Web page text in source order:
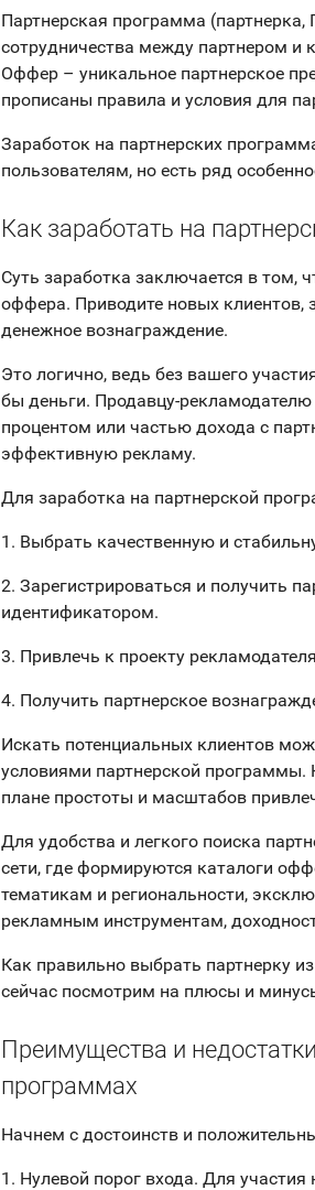
Партнерская программа
сотрудничества между партнером и
Оффер – уникальное партнерское
прописаны правила и условия для
Заработок на партнерских
пользователям, но есть ряд
Как заработать на
Суть заработка заключается в том,
оффера. Приводите новых клиентов,
денежное вознаграждение.
Это логично, ведь без вашего
бы деньги. Продавцу-
процентом или частью дохода с
эффективную рекламу.
Для заработка на партнерской
1. Выбрать качественную и
2. Зарегистрироваться и получить
идентификатором.
3. Привлечь к проекту
4. Получить партнерское
Искать потенциальных клиентов
условиями партнерской программы.
плане простоты и масштабов
Для удобства и легкого поиска
сети, где формируются каталоги
тематикам и региональности,
рекламным инструментам,
Как правильно выбрать партнерку
сейчас посмотрим на плюсы и
Преимущества и
программах
Начнем с достоинств и
1. Нулевой порог входа. Для